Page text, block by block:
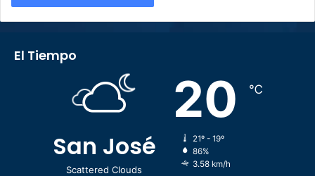
El Tiempo
San José
Scattered Clouds
20 ℃
21º - 19º
86%
3.58 km/h